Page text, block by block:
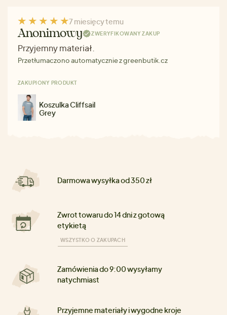
7 miesięcy temu
Anonimowy ZWERYFIKOWANY ZAKUP
Przyjemny materiał.
Przetłumaczono automatycznie z greenbutik.cz
ZAKUPIONY PRODUKT
Koszulka Cliffsail
Grey
Darmowa wysyłka od 350 zł
Zwrot towaru do 14 dni z gotową
etykietą
WSZYSTKO O ZAKUPACH
Zamówienia do 9:00 wysyłamy
natychmiast
Przyjemne materiały i wygodne kroje